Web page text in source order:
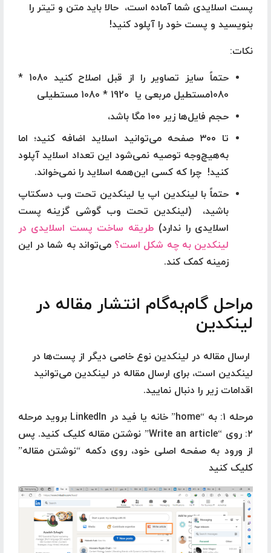
پست اسلایدی شما آماده است، ‌ حالا باید متن و تیتر را
بنویسید و پست خود را آپلود کنید!
نکات: ‌
حتماً سایز تصاویر را از قبل اصلاح کنید 1080
*
1080مستطیل مربعی یا 1920
*
حجم فایل‌ها زیر ۱۰۰ مگا باشد،
تا ۳۰۰ صفحه می‌توانید اسلاید اضافه کنید؛ اما
به‌هیچ‌وجه توصیه نمی‌شود این تعداد اسلاید آپلود
کنید! ‌ چرا که کسی این‌همه اسلاید را نمی‌خواند.
حتماً با لینکدین اپ یا لینکدین تحت وب دسکتاپ
باشید، ‌ (لینکدین تحت وب گوشی گزینه پست
اسلایدی را ندارد) طریقه ساخت پست اسلایدی در
لینکدین به چه شکل است؟ می‌تواند به شما در این
زمینه کمک کند.
مراحل گام‌به‌گام انتشار مقاله در
لینکدین
ارسال مقاله در لینکدین نوع خاصی دیگر از پست‌ها در
لینکدین است، برای ارسال مقاله در لینکدین می‌توانید
اقدامات زیر را دنبال نمایید.
مرحله ۱: به “home” خانه یا فید در LinkedIn بروید مرحله
۲: روی “Write an article” نوشتن مقاله کلیک کنید. پس
از ورود به صفحه اصلی خود، روی دکمه “نوشتن مقاله”
کلیک کنید